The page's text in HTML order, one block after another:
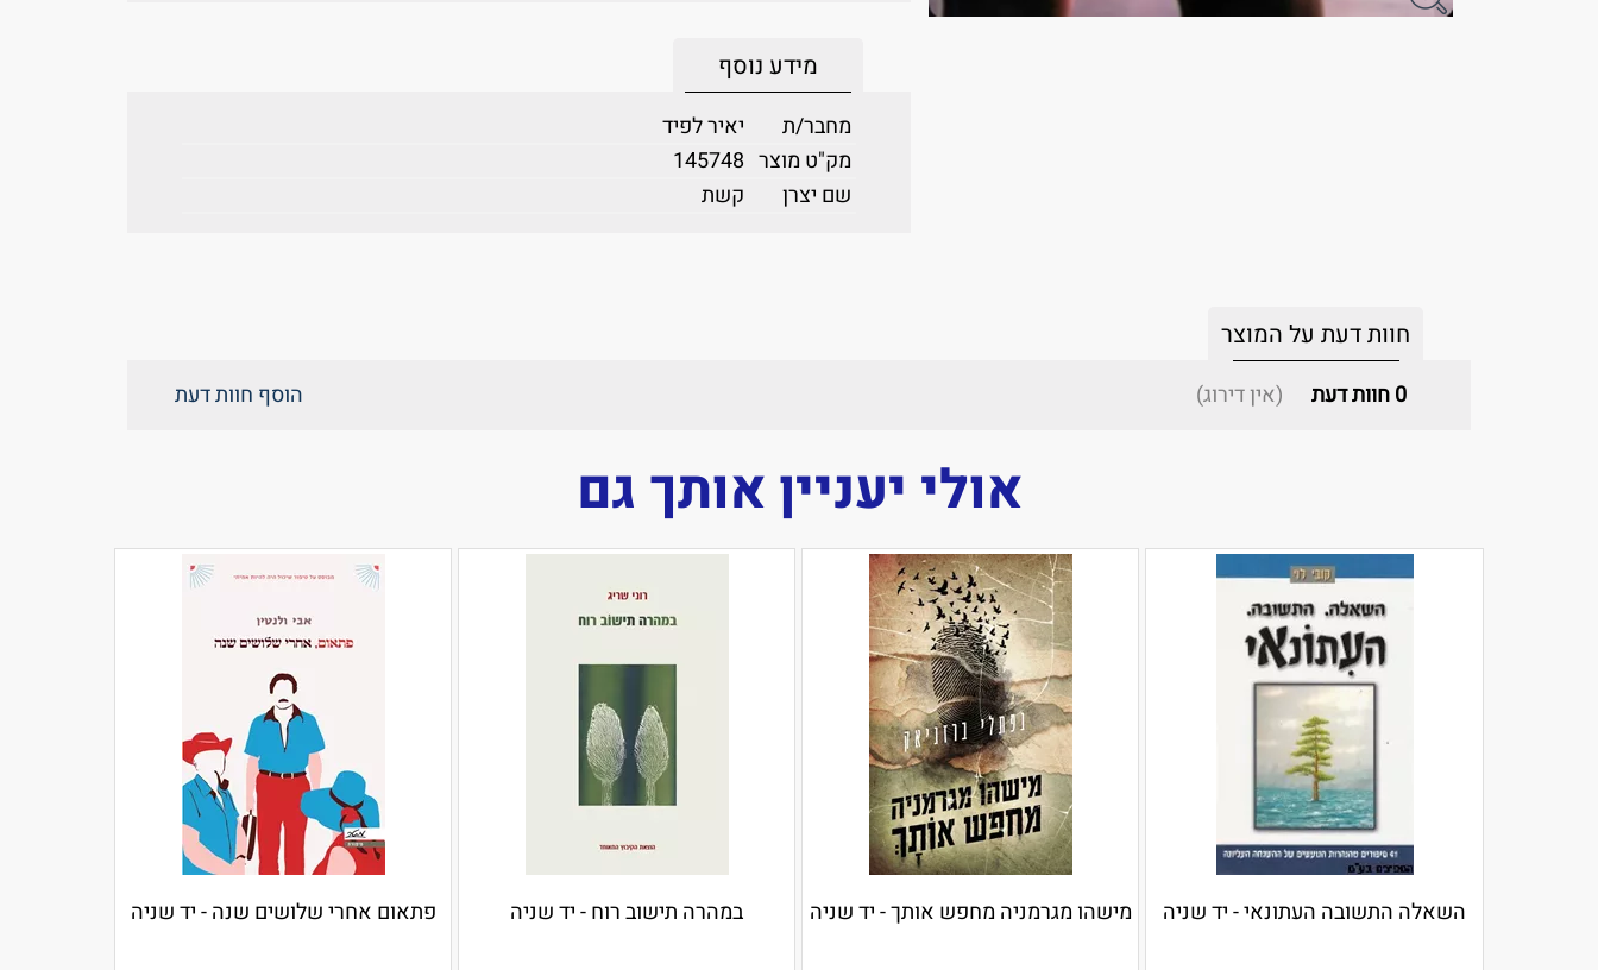
מידע נוסף
מחבר/ת
יאיר לפיד
מק"ט מוצר 145748
שם יצרן
קשת
חוות דעת על המוצר
0חוות דעת (אין דירוג) הוסף חוות דעת
אולי יעניין אותך גם
השאלה התשובה העתונאי - יד שניה מישהו מגרמניה מחפש אותך - יד שניה במהרה תישוב רוח - יד שניה פתאום אחרי שלושים שנה - יד שניה